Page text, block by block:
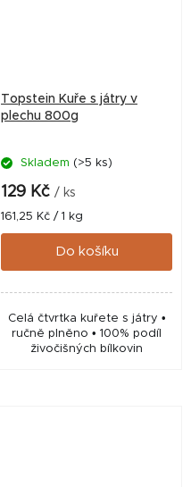
Topstein Kuře s játry v
plechu 800g
Skladem (>5 ks)
129 Kč / ks
Měrná
cena:
161,25 Kč / 1 kg
Do košíku
Celá čtvrtka kuřete s játry •
ručně plněno • 100% podíl
živočišných bílkovin